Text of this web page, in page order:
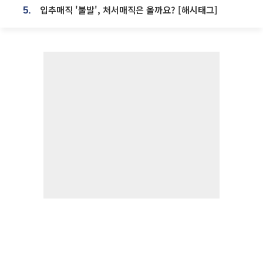
5. 입추매직 '불발', 처서매직은 올까요? [해시태그]